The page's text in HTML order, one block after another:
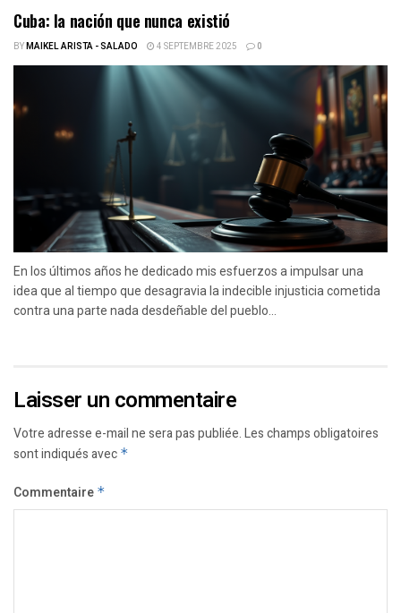
Cuba: la nación que nunca existió
BYMAIKEL ARISTA - SALADO 4 SEPTEMBRE 2025 0
En los últimos años he dedicado mis esfuerzos a impulsar una
idea que al tiempo que desagravia la indecible injusticia cometida
contra una parte nada desdeñable del pueblo...
Laisser un commentaire
Votre adresse e-mail ne sera pas publiée.Les champs obligatoires
sont indiqués avec *
Commentaire *